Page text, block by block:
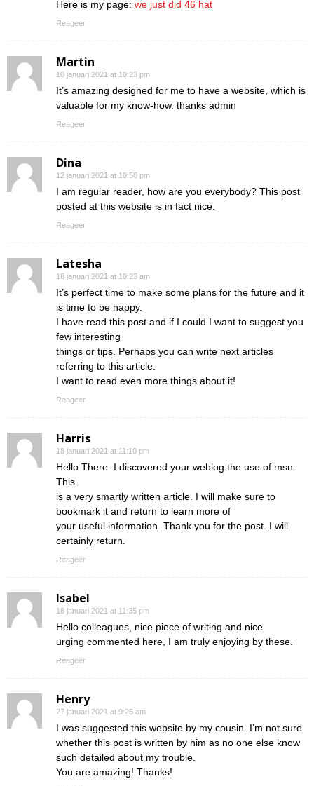
Here is my page: we just did 46 hat
Reageer
Martin
10 januari 2021 at 10:23 pm
It’s amazing designed for me to have a website, which is
valuable for my know-how. thanks admin
Reageer
Dina
12 januari 2021 at 10:50 pm
I am regular reader, how are you everybody? This post
posted at this website is in fact nice.
Reageer
Latesha
18 januari 2021 at 10:23 am
It’s perfect time to make some plans for the future and it
is time to be happy.
I have read this post and if I could I want to suggest you
few interesting
things or tips. Perhaps you can write next articles
referring to this article.
I want to read even more things about it!
Reageer
Harris
18 januari 2021 at 11:10 pm
Hello There. I discovered your weblog the use of msn.
This
is a very smartly written article. I will make sure to
bookmark it and return to learn more of
your useful information. Thank you for the post. I will
certainly return.
Reageer
Isabel
18 januari 2021 at 11:35 pm
Hello colleagues, nice piece of writing and nice
urging commented here, I am truly enjoying by these.
Reageer
Henry
27 januari 2021 at 9:25 am
I was suggested this website by my cousin. I’m not sure
whether this post is written by him as no one else know
such detailed about my trouble.
You are amazing! Thanks!